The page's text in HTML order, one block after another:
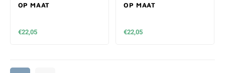
OP MAAT
€22,05
OP MAAT
€22,05